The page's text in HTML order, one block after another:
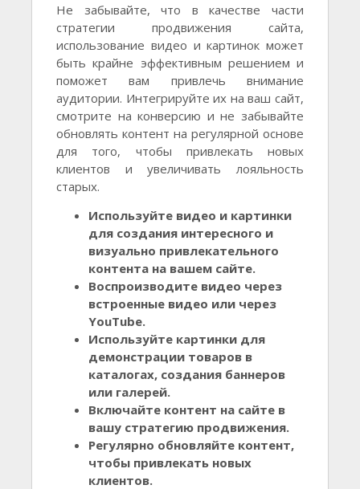
Не забывайте, что в качестве части
стратегии продвижения сайта,
использование видео и картинок может
быть крайне эффективным решением и
поможет вам привлечь внимание
аудитории. Интегрируйте их на ваш сайт,
смотрите на конверсию и не забывайте
обновлять контент на регулярной основе
для того, чтобы привлекать новых
клиентов и увеличивать лояльность
старых.
Используйте видео и картинки
для создания интересного и
визуально привлекательного
контента на вашем сайте.
Воспроизводите видео через
встроенные видео или через
YouTube.
Используйте картинки для
демонстрации товаров в
каталогах, создания баннеров
или галерей.
Включайте контент на сайте в
вашу стратегию продвижения.
Регулярно обновляйте контент,
чтобы привлекать новых
клиентов.